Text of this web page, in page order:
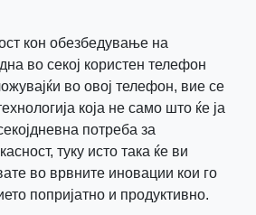
кон обезбедување на
во секој користен телефон
во овој телефон, вие се
која не само што ќе ја
потреба за
туку исто така ќе ви
во врвните иновации кои го
попријатно и продуктивно.